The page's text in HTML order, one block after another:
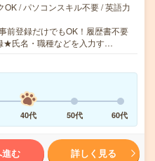
OK / パソコンスキル不要 / 英語力
前登録だけでもOK！履歴書不要
★氏名・職種などを入力す…
40代 50代 60代
む 詳しく見る